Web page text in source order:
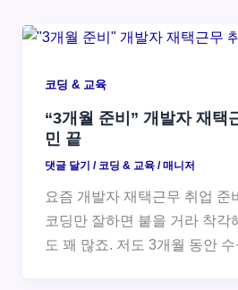
코딩 & 교육
“3개월 준비” 개발자 재택
민 끝
댓글 달기 / 코딩 & 교육/매니저
요즘 개발자 재택근무 취업 준
코딩만 잘하면 붙을 거라 착각
도 꽤 많죠. 저도 3개월 동안